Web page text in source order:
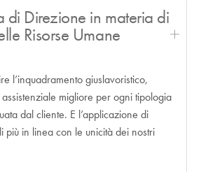
di Direzione in materia di
Risorse Umane
l’inquadramento giuslavoristico,
migliore per ogni tipologia
dal cliente. E l’applicazione di
più in linea con le unicità dei nostri